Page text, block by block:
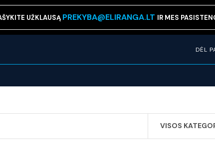
UŽKLAUSĄ PREKYBA@ELIRANGA.LT IR MES
DĖL
VISOS
SEARCH